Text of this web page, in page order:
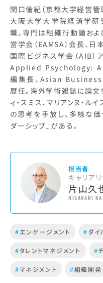
関口倫紀（京都大学経営管
大阪大学大学院経済学
職。専門は組織行動論お
営学会（EAMSA）会長、日
国際ビジネス学会（AIB
Applied Psychology:
編集長、Asian
歴任。海外学術雑誌に論文
ィ・スミス、マリアンヌ・ル
の思考を手放し、多様な
ダーシップ』がある。
担当者
キャリア
片山久
HISANARI
#エンゲージメント #ダイ
#タレントマネジメント #
#マネジメント #組織開発